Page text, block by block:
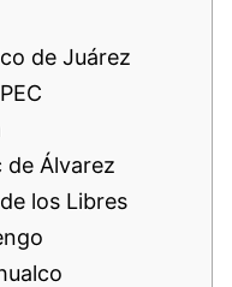
de Juárez
de Álvarez
los Libres